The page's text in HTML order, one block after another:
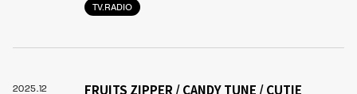
TV.RADIO
2025.12
FRUITS ZIPPER / CANDY TUNE / CUTIE